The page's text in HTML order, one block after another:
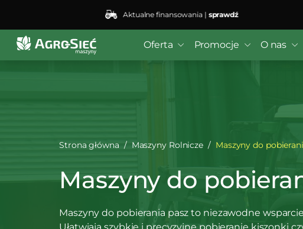
: preg_replace(): Passing null to parameter #3
bei4/public_html/wp-content/plugins/wordfence/vendor/
Aktualne finansowania |sprawdź
Oferta Promocje O nas
Strona główna Maszyny Rolnicze Maszyny do
Maszyny do
Maszyny do pobierania pasz to niezawodne